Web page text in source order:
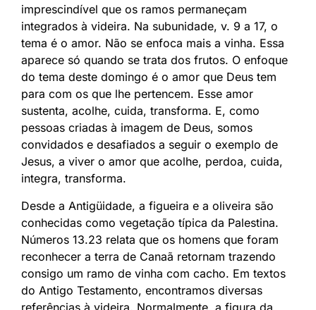
imprescindível que os ramos permaneçam
integrados à videira. Na subunidade, v. 9 a 17, o
tema é o amor. Não se enfoca mais a vinha. Essa
aparece só quando se trata dos frutos. O enfoque
do tema deste domingo é o amor que Deus tem
para com os que lhe pertencem. Esse amor
sustenta, acolhe, cuida, transforma. E, como
pessoas criadas à imagem de Deus, somos
convidados e desafiados a seguir o exemplo de
Jesus, a viver o amor que acolhe, perdoa, cuida,
integra, transforma.
Desde a Antigüidade, a figueira e a oliveira são
conhecidas como vegetação típica da Palestina.
Números 13.23 relata que os homens que foram
reconhecer a terra de Canaã retornam trazendo
consigo um ramo de vinha com cacho. Em textos
do Antigo Testamento, encontramos diversas
referências à videira. Normalmente, a figura da